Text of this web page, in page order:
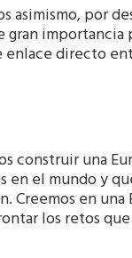
asimismo, por
directo
construir una
en el mundo y
Creemos en
los retos